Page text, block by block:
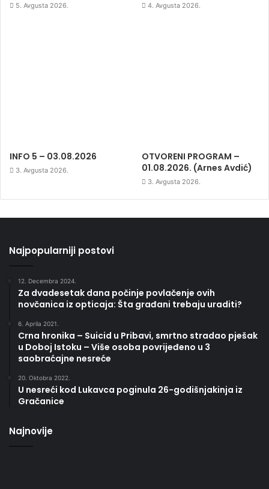
5. Avgusta 2026. 4. Avgusta 2026.
INFO 5 – 03.08.2026
3. Avgusta 2026.
OTVORENI PROGRAM –
01.08.2026. (Arnes Avdić)
3. Avgusta 2026.
Najpopularniji postovi
12. Decembra 2024.
Za dvadesetak dana počinje povlačenje ovih
novčanica iz opticaja: Šta građani trebaju uraditi?
6. Aprila 2021.
Crna hronika – Suicid u Pribavi, smrtno stradao pješak
u Doboj Istoku – Više osoba povrijeđeno u 3
saobraćajne nesreće
20. Oktobra 2022.
U nesreći kod Lukavca poginula 26-godišnjakinja iz
Gračanice
Najnovije